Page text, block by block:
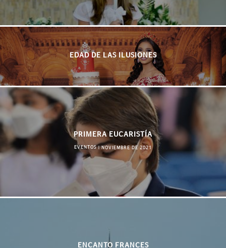
EDAD DE LAS ILUSIONES
PRIMERA EUCARISTÍA
EVENTOS|NOVIEMBRE DE 2021
ENCANTO FRANCES